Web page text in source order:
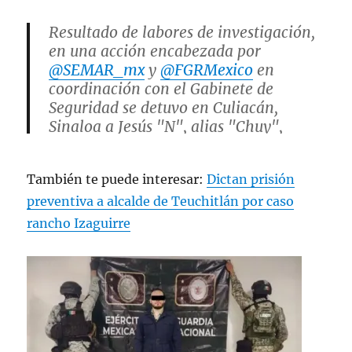
Resultado de labores de investigación,
en una acción encabezada por
@SEMAR_mxy@FGRMexico en
coordinación con el Gabinete de
Seguridad se detuvo en Culiacán,
Sinaloa a Jesús "N", alias "Chuy",
aprehensión con…
pic.twitter.com/u0tYgk3KBR
(@OHarfuch)May 6, 2025
También te puede interesar:Dictan prisión
preventiva a alcalde de Teuchitlán por caso
rancho Izaguirre